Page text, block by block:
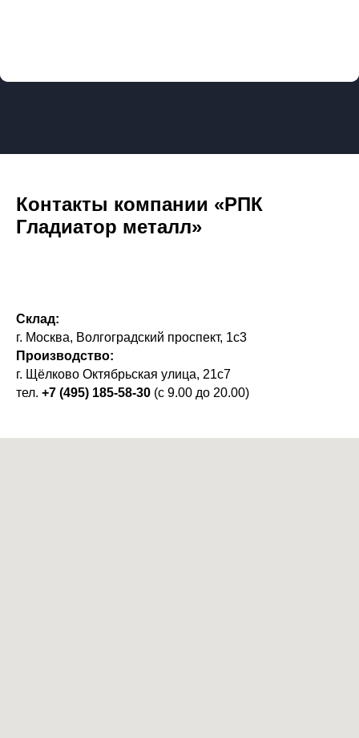
Контакты компании «РПК
Гладиатор металл»
Склад:
г. Москва, Волгоградский проспект, 1с3
Производство:
г. Щёлково Октябрьская улица, 21с7
тел. +7 (495) 185-58-30 (с 9.00 до 20.00)